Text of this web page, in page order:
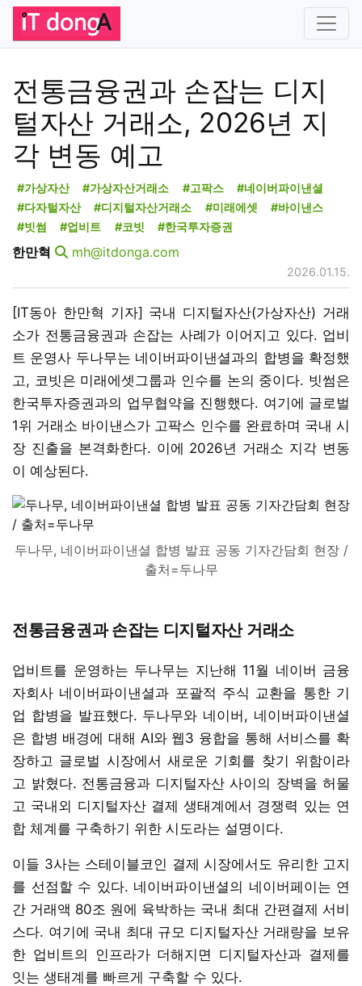
전통금융권과 손잡는 디지
털자산 거래소, 2026년 지
각 변동 예고
#가상자산 #가상자산거래소 #고팍스
#네이버파이낸셜
#다자털자산
#디지털자산거래소 #미래에셋
#바이낸스
#빗썸
#업비트 #코빗 #한국투자증권
한만혁 mh@itdonga.com
2026.01.15.
[IT동아 한만혁 기자] 국내 디지털자산(가상자산) 거래
소가 전통금융권과 손잡는 사례가 이어지고 있다. 업비
트 운영사 두나무는 네이버파이낸셜과의 합병을 확정했
고, 코빗은 미래에셋그룹과 인수를 논의 중이다. 빗썸은
한국투자증권과의 업무협약을 진행했다. 여기에 글로벌
1위 거래소 바이낸스가 고팍스 인수를 완료하며 국내 시
장 진출을 본격화한다. 이에 2026년 거래소 지각 변동
이 예상된다.
두나무, 네이버파이낸셜 합병 발표 공동 기자간담회 현장 /
출처=두나무
전통금융권과 손잡는 디지털자산 거래소
업비트를 운영하는 두나무는 지난해 11월 네이버 금융
자회사 네이버파이낸셜과 포괄적 주식 교환을 통한 기
업 합병을 발표했다. 두나무와 네이버, 네이버파이낸셜
은 합병 배경에 대해 AI와 웹3 융합을 통해 서비스를 확
장하고 글로벌 시장에서 새로운 기회를 찾기 위함이라
고 밝혔다. 전통금융과 디지털자산 사이의 장벽을 허물
고 국내외 디지털자산 결제 생태계에서 경쟁력 있는 연
합 체계를 구축하기 위한 시도라는 설명이다.
이들 3사는 스테이블코인 결제 시장에서도 유리한 고지
를 선점할 수 있다. 네이버파이낸셜의 네이버페이는 연
간 거래액 80조 원에 육박하는 국내 최대 간편결제 서비
스다. 여기에 국내 최대 규모 디지털자산 거래량을 보유
한 업비트의 인프라가 더해지면 디지털자산과 결제를
잇는 생태계를 빠르게 구축할 수 있다.